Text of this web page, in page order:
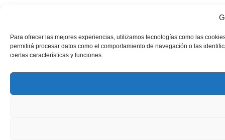
Para ofrecer las mejores experiencias, utilizamos tecnologías como las
permitirá procesar datos como el comportamiento de navegación o las
ciertas características y funciones.